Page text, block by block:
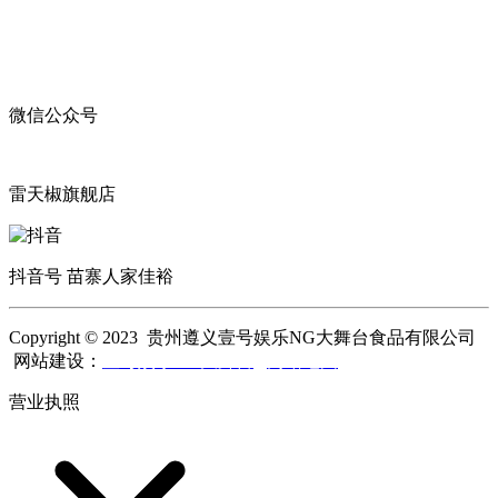
微信公众号
雷天椒旗舰店
抖音号 苗寨人家佳裕
Copyright © 2023 贵州遵义壹号娱乐NG大舞台食品有限公司
网站建设：
营业执照